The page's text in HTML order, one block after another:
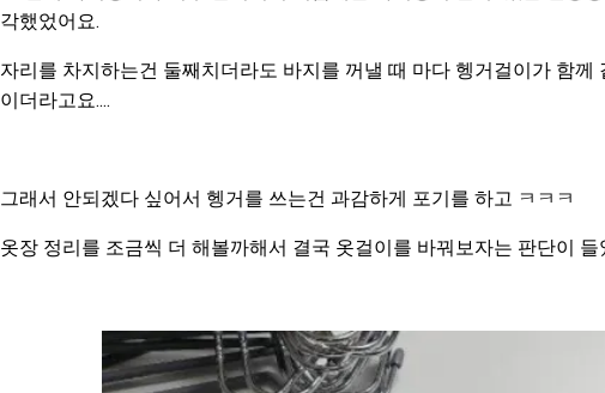
각했었어요.
자리를 차지하는건 둘째치더라도 바지를 꺼낼 때 마다 헹거걸이가 함
이더라고요....
그래서 안되겠다 싶어서 헹거를 쓰는건 과감하게 포기를 하고 ㅋㅋㅋ
옷장 정리를 조금씩 더 해볼까해서 결국 옷걸이를 바꿔보자는 판단이 들